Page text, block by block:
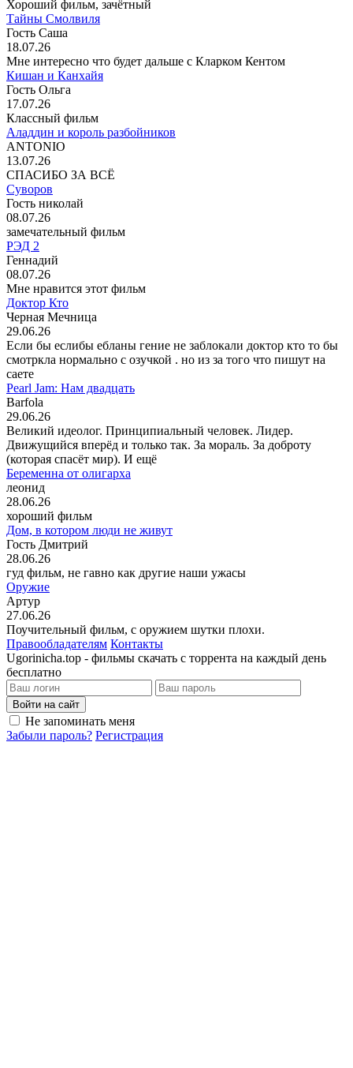
Хороший фильм, зачётный
Тайны Смолвиля
Гость Саша
18.07.26
Мне интересно что будет дальше с Кларком Кентом
Кишан и Канхайя
Гость Ольга
17.07.26
Классный фильм
Аладдин и король разбойников
ANTONIO
13.07.26
СПАСИБО ЗА ВСЁ
Суворов
Гость николай
08.07.26
замечательный фильм
РЭД 2
Геннадий
08.07.26
Мне нравится этот фильм
Доктор Кто
Черная Мечница
29.06.26
Если бы еслибы ебланы гение не заблокали доктор кто то бы
смотркла нормально с озучкой . но из за того что пишут на
саете
Pearl Jam: Нам двадцать
Barfola
29.06.26
Великий идеолог. Принципиальный человек. Лидер.
Движущийся вперёд и только так. За мораль. За доброту
(которая спасёт мир). И ещё
Беременна от олигарха
леонид
28.06.26
хороший фильм
Дом, в котором люди не живут
Гость Дмитрий
28.06.26
гуд фильм, не гавно как другие наши ужасы
Оружие
Артур
27.06.26
Поучительный фильм, с оружием шутки плохи.
Правообладателям Контакты
Ugorinicha.top - фильмы скачать с торрента на каждый день
бесплатно
Войти на сайт
Не запоминать меня
Забыли пароль? Регистрация